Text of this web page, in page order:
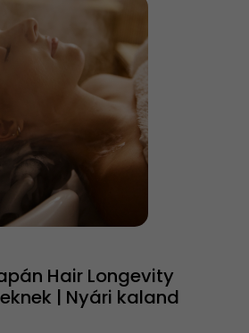
Hair Longevity
| Nyári kaland